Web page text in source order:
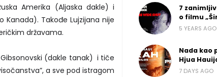
Amerika (Aljaska dakle) i
Takođe Lujzijana nije
državama.
(dakle tanak) i tiče
a sve pod istragom
7
o filmu
5 YEARS AGO
Nada kao
Hjua
7 DAYS AGO